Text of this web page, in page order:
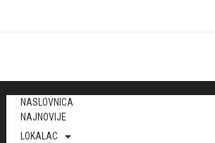
NASLOVNICA
NAJNOVIJE
LOKALAC